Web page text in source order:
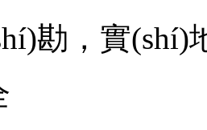
勘，實(shí)